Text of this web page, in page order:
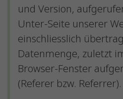
und Version,
Unter-Seite unserer
einschliesslich
Datenmenge, zuletzt
Browser-Fenster
(Referer bzw. Referrer).